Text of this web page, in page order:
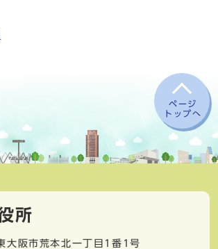
ページ
トップへ
所
大阪市荒本北一丁目1番1号